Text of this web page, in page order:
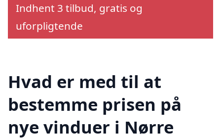
Indhent 3 tilbud, gratis og
uforpligtende
Hvad er med til at
bestemme prisen på
nye vinduer i Nørre